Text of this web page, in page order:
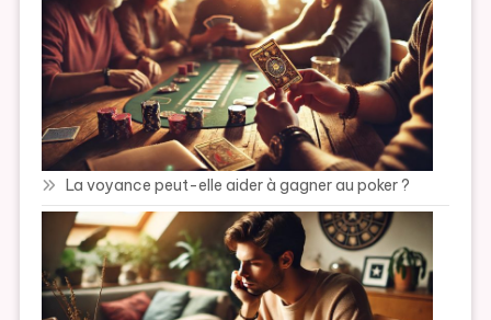
La voyance peut-elle aider à gagner au poker ?